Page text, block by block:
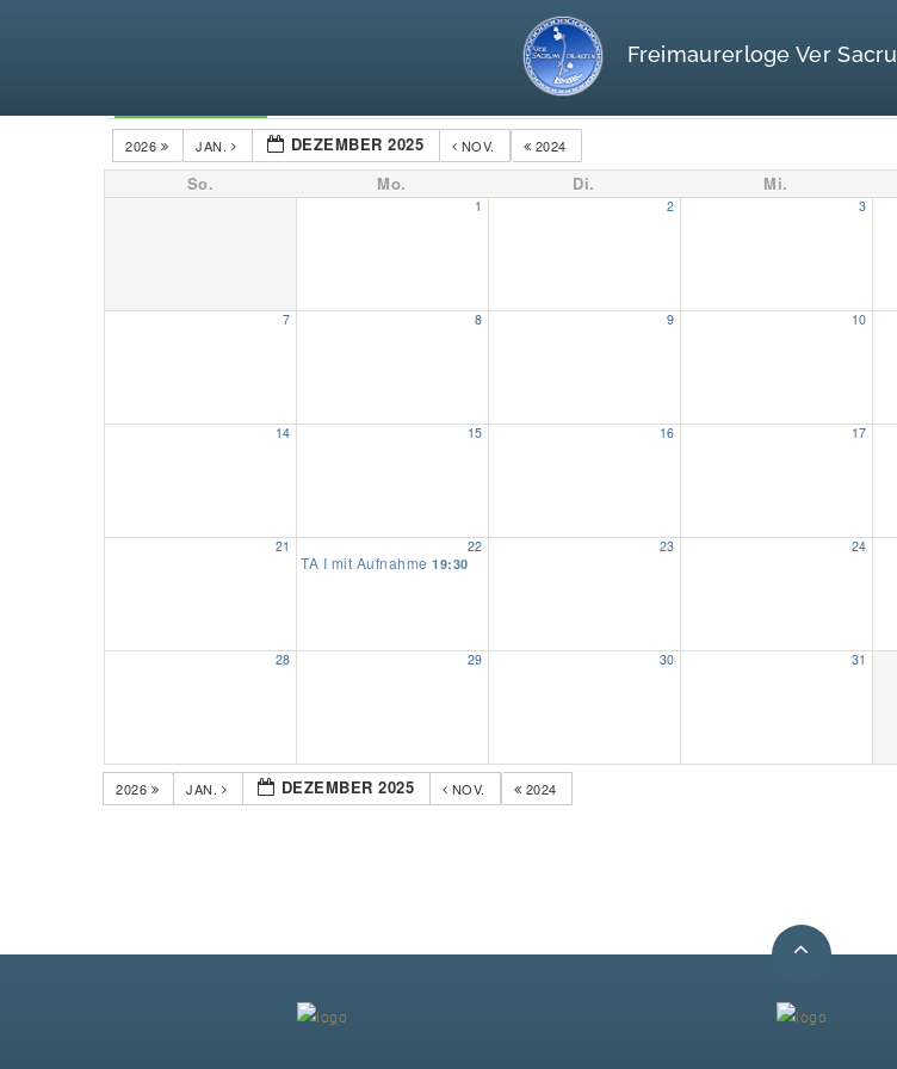
Freimaurerloge Ver
2024
NOV.
DEZEMBER 2025
JAN.
2026
So. Mo. Di. Mi.
1 2 3
7 8 9 10
14 15 16 17
21 22
TA I mit Aufnahme 19:30
23 24
28 29 30 31
2024
NOV.
DEZEMBER 2025
JAN.
2026